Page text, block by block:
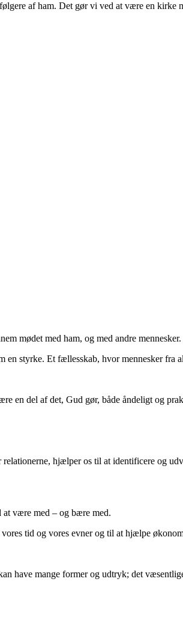
af ham. Det gør vi ved at være en kirke
mødet med ham, og med andre mennesker.
styrke. Et fællesskab, hvor mennesker fra
en del af det, Gud gør, både åndeligt og
hjælper os til at identificere og
være med – og bære med.
tid og vores evner og til at hjælpe
have mange former og udtryk; det